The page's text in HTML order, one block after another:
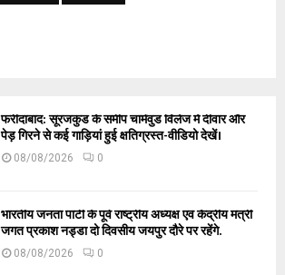
फरीदाबाद: सूरजकुंड के समीप चार्मवुड विलेज में दीवार और
पेड़ गिरने से कई गाड़ियां हुई क्षतिग्रस्त-वीडियो देखें।
08/08/2026 0
भारतीय जनता पार्टी के पूर्व राष्ट्रीय अध्यक्ष एवं केंद्रीय मंत्री
जगत प्रकाश नड्डा दो दिवसीय जयपुर दौरे पर रहेंगे.
08/08/2026 0